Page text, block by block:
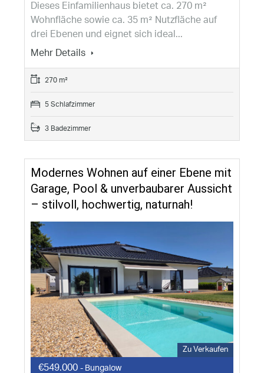
Dieses Einfamilienhaus bietet ca. 270 m²
Wohnfläche sowie ca. 35 m² Nutzfläche auf
drei Ebenen und eignet sich ideal...
Mehr Details
270 m²
5 Schlafzimmer
3 Badezimmer
Modernes Wohnen auf einer Ebene mit
Garage, Pool & unverbaubarer Aussicht
– stilvoll, hochwertig, naturnah!
Zu Verkaufen
€549.000 - Bungalow